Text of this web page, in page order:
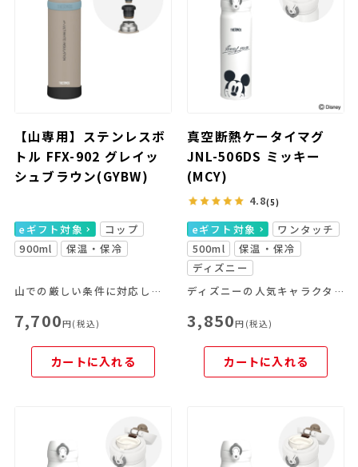
【山専用】ステンレスボ
トル FFX-902 グレイッ
シュブラウン(GYBW)
eギフト対象
コップ
900ml
保温・保冷
山での厳しい条件に対応した「山専用」
7,700円(税込)
カートに入れる
真空断熱ケータイマグ
JNL-506DS ミッキー
(MCY)
4.8(5)
eギフト対象
ワンタッチ
500ml
保温・保冷
ディズニー
ディズニーの人気キャラクターを大胆にプリント。デザインのアクセントにエンボス加工をプラスした、特別な1本です。
3,850円(税込)
カートに入れる